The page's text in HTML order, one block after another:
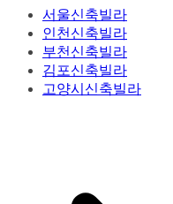
서울신축빌라
인천신축빌라
부천신축빌라
김포신축빌라
고양시신축빌라